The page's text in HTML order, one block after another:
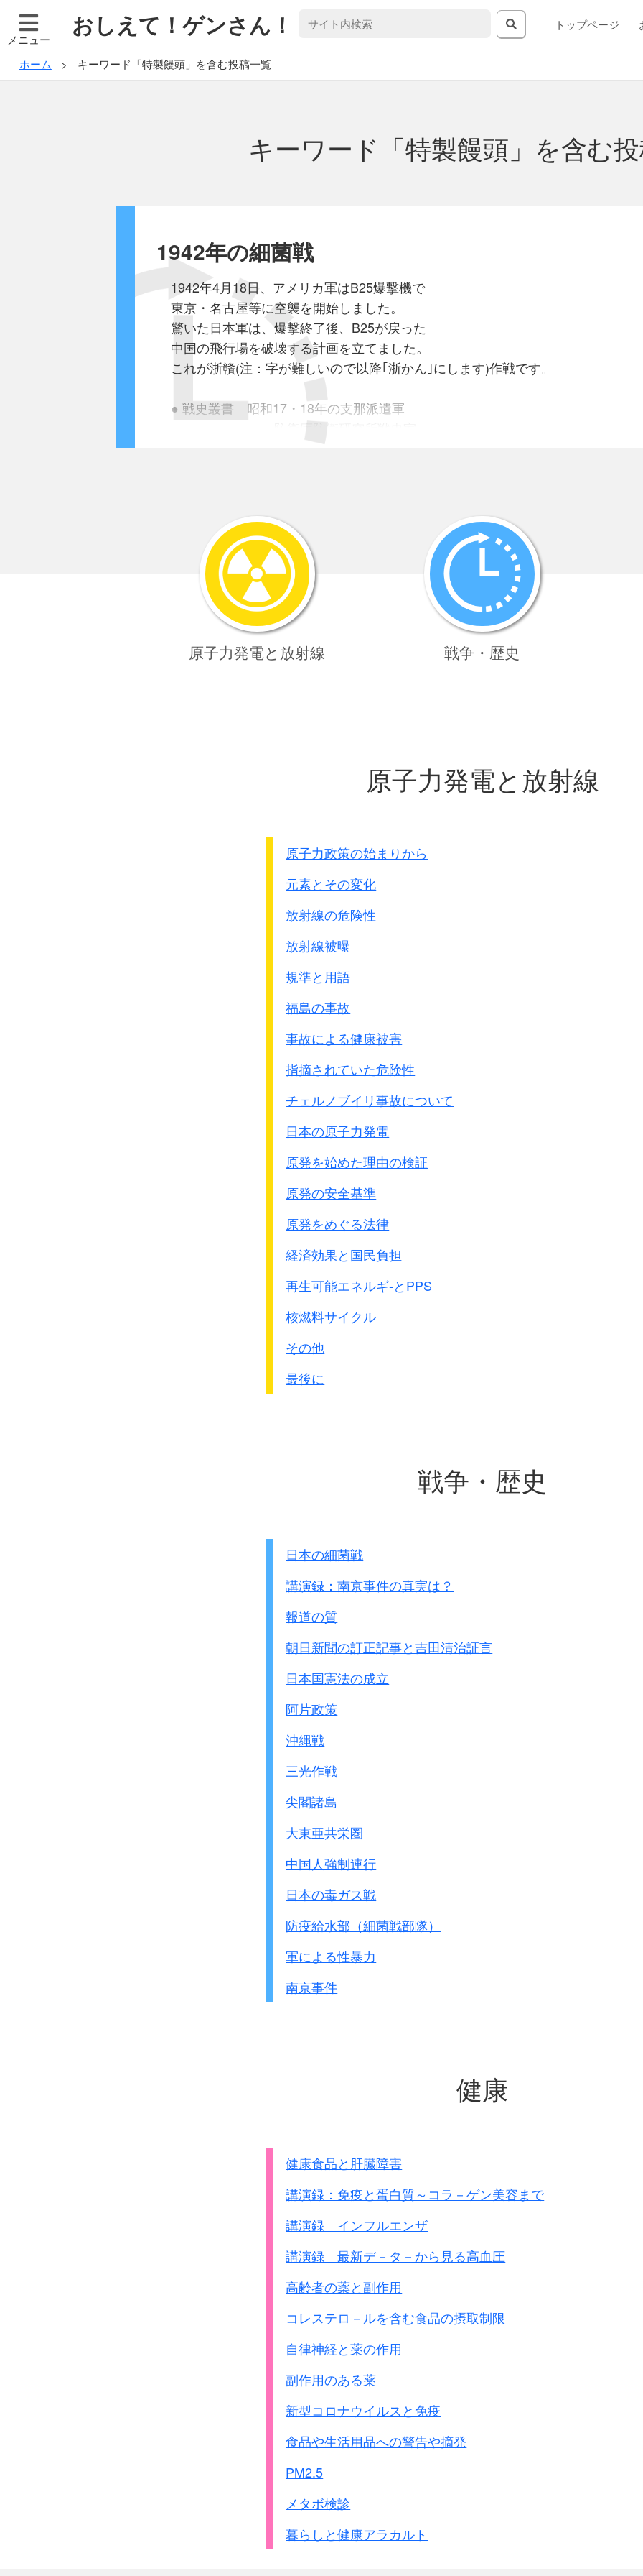
メニュー おしえて！ゲンさん！ トップページ
ホーム キーワード「特製饅頭」を含む投稿一覧
キーワード「特製饅頭」を含む
1942年の細菌戦
1942年4月18日、アメリカ軍はB25爆撃機で
東京・名古屋等に空襲を開始しました。
驚いた日本軍は、爆撃終了後、B25が戻った
中国の飛行場を破壊する計画を立てました。
これが浙贛(注：字が難しいので以降｢浙かん｣にします)作戦です。
● 戦史叢書 昭和17・18年の支那派遣軍
防衛庁防衛研究所戦史室
浙江省の敵飛行場を覆滅するため、
急遽、第13軍は約6ケ師団をもって
5月中旬杭州付近から、
第11軍は約2個師団をもって
5月末南昌付近からそれぞれ攻勢を開始し、
遠く江西省東部まで進攻し、
衢州、玉山、麗水等の飛行場を覆滅し、
作戦目的は浙かん鉄道沿線の敵兵力の撃滅。
衢州、玉山、麗水等飛行場の壊滅。
この作戦の期間は1942年5月～9月末です。
杭州、紹興、寧波を結ぶ線から
蘭谿あたりまで侵攻
6月7日に衢州を占領。
あとにここに現地司令部を置いた
最南端の広豊・広信まで侵入し駐留
第4期 8月15日～9月30日
● 第13軍作命第176号、第179号
軍は8月×日主力を以て反転を開始し、
随時反撃の態勢を保持しつつ
一挙に衢県附近に兵力を集結せんとす
・・・・・×日を8月19日と定む
金華要塞を確保せよ
金華、永康、縉雲、麗水から雲和まで
侵行しましたがうまくいきませんでした。
●2002年8月、東京地裁判決から
出動期間 1942年7月～8月
秘密の作戦だったため、
知らされていなかった 通常の日本軍は
汚染された地域に踏み込み多くの被害を出しました。
万人がコレラ・赤痢・ペストに感染し、
● 日本軍人証言 川島清 731部隊第4部細菌製造部長
長くなるため国家検事の尋問は省略して
答弁のみ書きます。
◎1942年6月第731部隊長石井中将は、
部隊の幹部を集めて、
これは細菌兵器の最良の使用方法の
研究に当るはずであると我々に語りました。
この派遣隊は、日本軍参謀本部の命令によって
編成され派遣されたものでその主要な目的は、
いわゆる地上汚染方法、即ち地上における
細菌の伝播方法の研究でした。
ついで、中国中部に特別隊を派遣することを
命じた関東軍司令官の命令が出ました。
その命令に基づいて、
使用されました。
飛行機及び汽車で南京｢栄部隊｣に派遣されました。
派遣隊の細菌工作は、
行して行われる筈でした。
作戦の時期は7月の末と指定されました。
しかし、日本軍の戦略的退却を意味していた
浙かん作戦の実施が若干遅れたことに鑑み、
この細菌作戦は8月の末に行われました。
第731部隊のこの中国中部派遣は
｢栄｣部隊を基地とし、
同部隊に拠点を創設しました。
細菌作戦は、玉山、金華、浦江の
諸都市付近一帯で行われた筈でありました。
ペスト菌、コレラ菌、パラチブス菌が
撒布方法によって使用された事を
ペスト菌は蚤によって伝播され、
原子力発電と放射線 戦争・歴史
原子力発電と放射線
原子力政策の始まりから
元素とその変化
放射線の危険性
放射線被曝
規準と用語
福島の事故
事故による健康被害
指摘されていた危険性
チェルノブイリ事故について
日本の原子力発電
原発を始めた理由の検証
原発の安全基準
原発をめぐる法律
経済効果と国民負担
再生可能エネルギ-とPPS
核燃料サイクル
その他
最後に
戦争・歴史
日本の細菌戦
講演録：南京事件の真実は？
報道の質
朝日新聞の訂正記事と吉田清治証言
日本国憲法の成立
阿片政策
沖縄戦
三光作戦
尖閣諸島
大東亜共栄圏
中国人強制連行
日本の毒ガス戦
防疫給水部（細菌戦部隊）
軍による性暴力
南京事件
健康
健康食品と肝臓障害
講演録：免疫と蛋白質～コラ－ゲン美容まで
講演録 インフルエンザ
講演録 最新デ－タ－から見る高血圧
高齢者の薬と副作用
コレステロ－ルを含む食品の摂取制限
自律神経と薬の作用
副作用のある薬
新型コロナウイルスと免疫
食品や生活用品への警告や摘発
PM2.5
メタボ検診
暮らしと健康アラカルト